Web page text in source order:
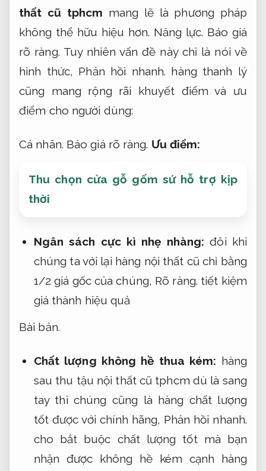
thất cũ tphcm mang lẽ là phương pháp
không thể hữu hiệu hơn. Năng lực. Báo giá
rõ ràng. Tuy nhiên vấn đề này chỉ là nói về
hình thức, Phản hồi nhanh. hàng thanh lý
cũng mang rộng rãi khuyết điểm và ưu
điểm cho người dùng:
Cá nhân. Báo giá rõ ràng. Ưu điểm:
Thu chọn cửa gỗ gốm sứ hỗ trợ kịp
thời
Ngân sách cực kì nhẹ nhàng: đôi khi
chúng ta với lại hàng nội thất cũ chỉ bằng
1/2 giá gốc của chúng, Rõ ràng. tiết kiệm
giá thành hiệu quả
Bài bản.
Chất lượng không hề thua kém: hàng
sau thu tậu nội thất cũ tphcm dù là sang
tay thì chúng cũng là hàng chất lượng
tốt được với chính hãng, Phản hồi nhanh.
cho bắt buộc chất lượng tốt mà bạn
nhận được không hề kém cạnh hàng